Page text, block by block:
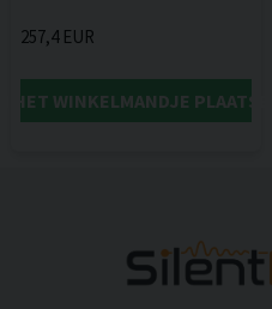
257,4 EUR
HET WINKELMANDJE PLAATSEN